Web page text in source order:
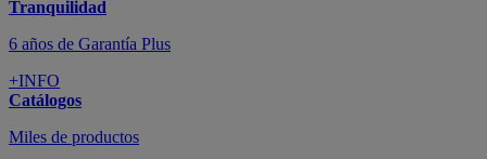
Tranquilidad
6 años de Garantía Plus
+INFO
Catálogos
Miles de productos